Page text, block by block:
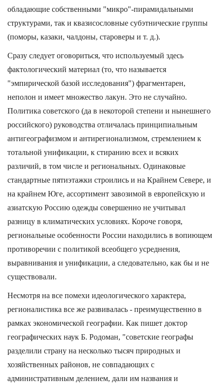
обладающие собственными "микро"-пирамидальными
структурами, так и квазисословные субэтнические группы
(поморы, казаки, чалдоны, староверы и т. д.).
Сразу следует оговориться, что используемый здесь
фактологический материал (то, что называется
"эмпирической базой исследования") фрагментарен,
неполон и имеет множество лакун. Это не случайно.
Политика советского (да в некоторой степени и нынешнего
российского) руководства отличалась принципиальным
антигеографизмом и антирегионализмом, стремлением к
тотальной унификации, к стиранию всех и всяких
различий, в том числе и региональных. Одинаковые
стандартные пятиэтажки строились и на Крайнем Севере, и
на крайнем Юге, ассортимент завозимой в европейскую и
азиатскую Россию одежды совершенно не учитывал
разницу в климатических условиях. Короче говоря,
региональные особенности России находились в вопиющем
противоречии с политикой всеобщего усреднения,
выравнивания и унификации, а следовательно, как бы и не
существовали.
Несмотря на все помехи идеологического характера,
регионалистика все же развивалась - преимущественно в
рамках экономической географии. Как пишет доктор
географических наук Б. Родоман, "советские географы
разделили страну на несколько тысяч природных и
хозяйственных районов, не совпадающих с
административным делением, дали им названия и